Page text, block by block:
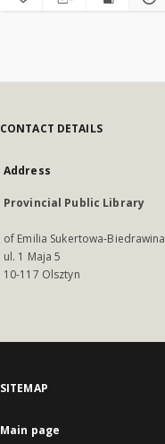
CONTACT DETAILS
Address
Provincial Public Library
of Emilia Sukertowa-Biedrawina
ul. 1 Maja 5
10-117 Olsztyn
SITEMAP
Main page